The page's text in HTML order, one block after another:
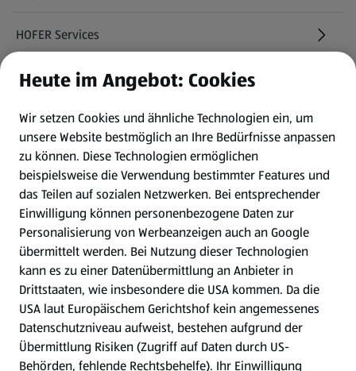
HOFER Services
Newsletter
WhatsApp
Gewinnspiele
Mein HOFER. Meine Einkäufe.
Meine Meinung. Mein HOFER.
Gutscheingroßbestellung
(öffnet in einem neuen Tab)
Folge uns hier:
Heute im Angebot: Cookies
Wir setzen Cookies und ähnliche Technologien ein, um
unsere Website bestmöglich an Ihre Bedürfnisse anpassen
zu können. Diese Technologien ermöglichen
beispielsweise die Verwendung bestimmter Features und
das Teilen auf sozialen Netzwerken. Bei entsprechender
Einwilligung können personenbezogene Daten zur
Personalisierung von Werbeanzeigen auch an Google
übermittelt werden. Bei Nutzung dieser Technologien
kann es zu einer Datenübermittlung an Anbieter in
Drittstaaten, wie insbesondere die USA kommen. Da die
USA laut Europäischem Gerichtshof kein angemessenes
Datenschutzniveau aufweist, bestehen aufgrund der
Übermittlung Risiken (Zugriff auf Daten durch US-
Behörden, fehlende Rechtsbehelfe). Ihr Einwilligung